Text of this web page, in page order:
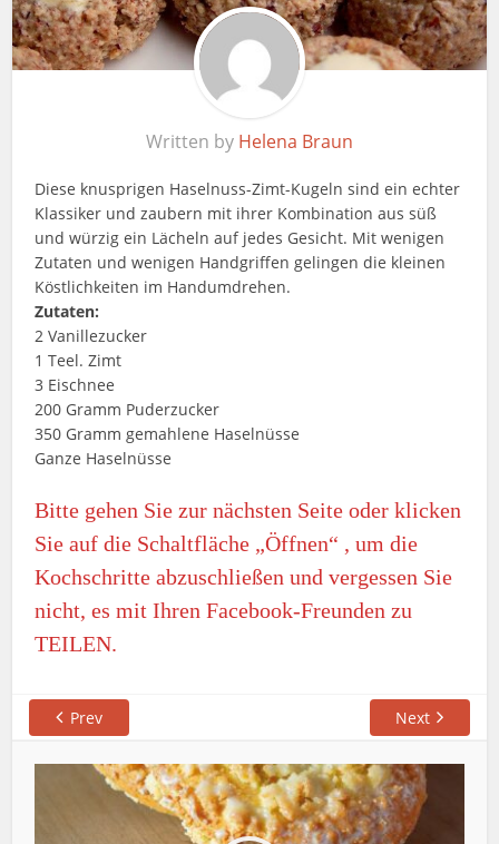
Written by Helena Braun
Diese knusprigen Haselnuss-Zimt-Kugeln sind ein echter
Klassiker und zaubern mit ihrer Kombination aus süß
und würzig ein Lächeln auf jedes Gesicht. Mit wenigen
Zutaten und wenigen Handgriffen gelingen die kleinen
Köstlichkeiten im Handumdrehen.
Zutaten:
2 Vanillezucker
1 Teel. Zimt
3 Eischnee
200 Gramm Puderzucker
350 Gramm gemahlene Haselnüsse
Ganze Haselnüsse
Bitte gehen Sie zur nächsten Seite oder klicken
Sie auf die Schaltfläche „Öffnen“ , um die
Kochschritte abzuschließen und vergessen Sie
nicht, es mit Ihren Facebook-Freunden zu
TEILEN.
Prev Next